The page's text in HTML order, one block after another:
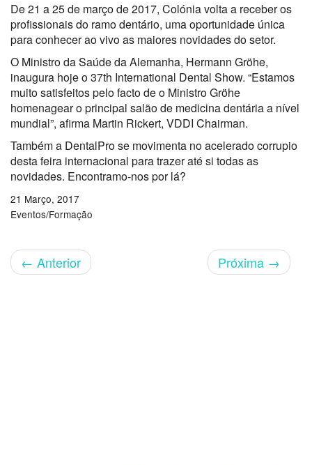
De 21 a 25 de março de 2017, Colónia volta a receber os
profissionais do ramo dentário, uma oportunidade única
para conhecer ao vivo as maiores novidades do setor.
O Ministro da Saúde da Alemanha, Hermann Gröhe,
inaugura hoje o 37th International Dental Show. “Estamos
muito satisfeitos pelo facto de o Ministro Gröhe
homenagear o principal salão de medicina dentária a nível
mundial”, afirma Martin Rickert, VDDI Chairman.
Também a DentalPro se movimenta no acelerado corrupio
desta feira internacional para trazer até si todas as
novidades. Encontramo-nos por lá?
21 Março, 2017
Eventos/Formação
← Anterior Próxima →